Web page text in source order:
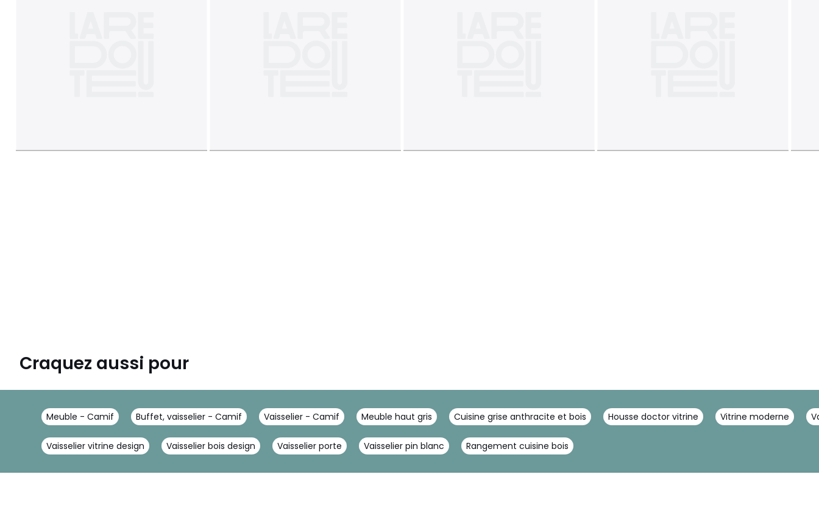
Craquez aussi pour
Meuble - Camif Buffet, vaisselier - Camif Vaisselier - Camif Meuble haut gris Cuisine grise anthracite et bois Housse doctor vitrine Vitrine moderne
Vaisselier vitrine design Vaisselier bois design Vaisselier porte Vaisselier pin blanc Rangement cuisine bois